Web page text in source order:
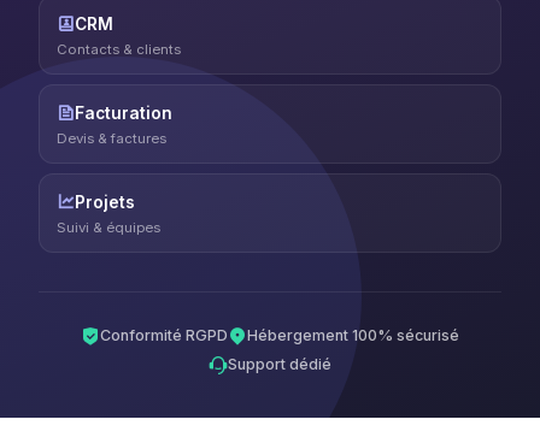
CRM
Contacts & clients
Facturation
Devis & factures
Projets
Suivi & équipes
Conformité RGPD
Hébergement 100% sécurisé
Support dédié